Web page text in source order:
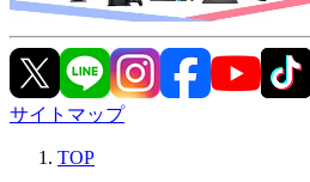
サイトマップ
TOP